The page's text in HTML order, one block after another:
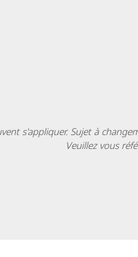
s'appliquer. Sujet à
Veuillez vous